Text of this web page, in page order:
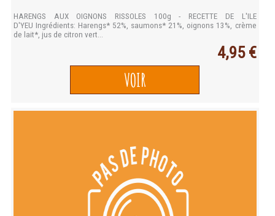
HARENGS AUX OIGNONS RISSOLES 100g - RECETTE DE L'ILE
D'YEU Ingrédients: Harengs* 52%, saumons* 21%, oignons 13%, crème
de lait*, jus de citron vert...
4,95 €
VOIR